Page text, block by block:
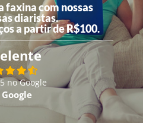
faxina com nossas
diaristas.
a partir de R$100.
no Google
Google